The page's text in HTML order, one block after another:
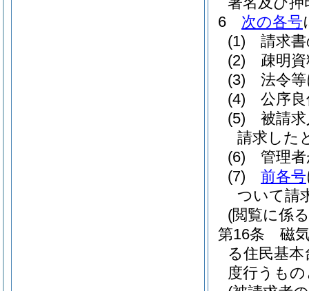
6
次の各号
(1)
請求
(2)
疎明
(3)
法令
(4)
公序
(5)
被請
請求した
(6)
管理
(7)
前各号
ついて請
(閲覧に係
第16条
磁
る住民基
度行うも